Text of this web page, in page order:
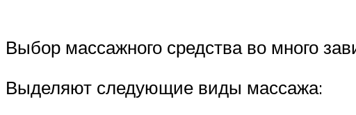
Выбор массажного средства во много
Выделяют следующие виды массажа: